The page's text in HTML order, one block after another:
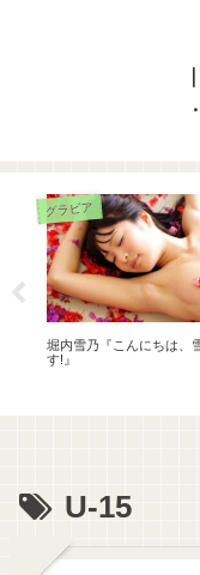
グラビア
堀内雪乃『こんにちは、
す!』
U-15